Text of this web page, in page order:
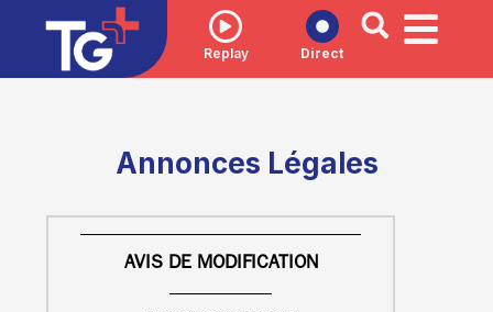
Replay Direct
Annonces Légales
AVIS DE MODIFICATION